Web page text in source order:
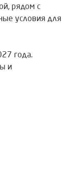
рядом с
условия для
года.
и